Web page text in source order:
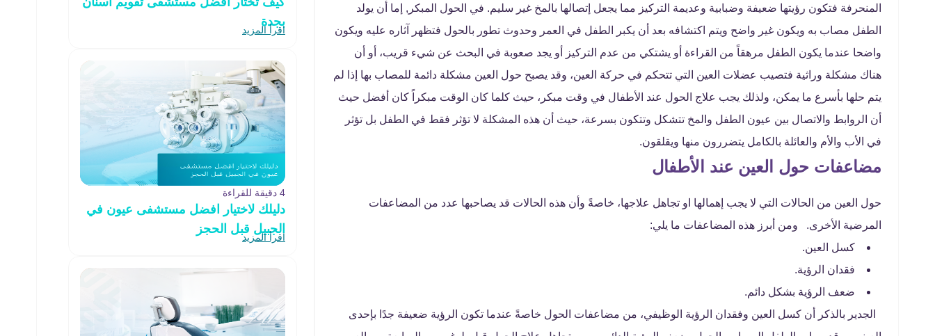
المنحرفة فتكون رؤيتها ضعيفة وضبابية وعديمة التركيز مما يجعل إتصالها بالمخ غير سليم. في الحول المبكر, إما أن يولد
الطفل مصاب به ويكون غير واضح ويتم اكتشافه بعد أن يكبر الطفل في العمر وحدوث تطور بالحول فتظهر آثاره عليه ويكون
واضحا عندما يكون الطفل مرهقاً من القراءة أو يشتكي من عدم التركيز أو يجد صعوبة في البحث عن شيء قريب، أو أن
هناك مشكلة وراثية فتصيب عضلات العين التي تتحكم في حركة العين، وقد يصبح حول العين مشكلة دائمة للمصاب بها إذا لم
يتم حلها بأسرع ما يمكن، ولذلك يجب علاج الحول عند الأطفال في وقت مبكر، حيث كلما كان الوقت مبكراً كان أفضل حيث
أن الروابط والاتصال بين عيون الطفل والمخ تتشكل وتتكون بسرعة، حيث أن هذه المشكلة لا تؤثر فقط في الطفل بل تؤثر
في الأب والأم والعائلة بالكامل يتضررون منها ويقلقون.
مضاعفات حول العين عند الأطفال
حول العين من الحالات التي لا يجب إهمالها او تجاهل علاجها، خاصةً وأن هذه الحالات قد يصاحبها عدد من المضاعفات
المرضية الأخرى. ومن أبرز هذه المضاعفات ما يلي:
كسل العين.
فقدان الرؤية.
ضعف الرؤية بشكل دائم.
الجدير بالذكر أن كسل العين وفقدان الرؤية الوظيفي، من مضاعفات الحول خاصةً عندما تكون الرؤية ضعيفة جدًا بإحدى
بجدة
اقرأ المزيد
4 دقيقة للقراءة
دليلك لاختيار افضل مستشفى عيون في
الجبيل قبل الحجز
اقرأ المزيد